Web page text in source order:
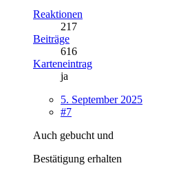
Reaktionen
217
Beiträge
616
Karteneintrag
ja
5. September 2025
#7
Auch gebucht und
Bestätigung erhalten